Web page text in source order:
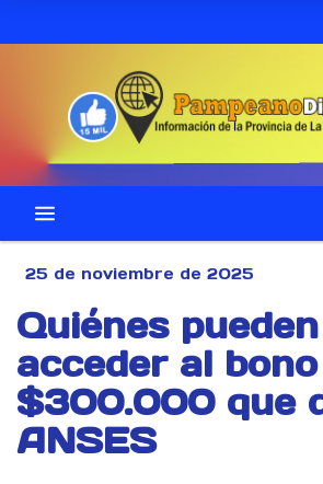
25 de noviembre de 2025
Quiénes pueden
acceder al
$300.000 que
ANSES